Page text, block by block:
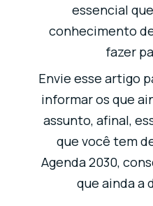
essencial
conhecimento
fazer
Envie esse artigo
informar os que
assunto, afinal,
que você tem
Agenda 2030,
que ainda a